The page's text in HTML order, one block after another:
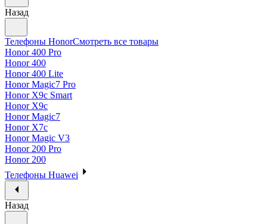
Назад
Телефоны HonorСмотреть все товары
Honor 400 Pro
Honor 400
Honor 400 Lite
Honor Magic7 Pro
Honor X9c Smart
Honor X9c
Honor Magic7
Honor X7c
Honor Magic V3
Honor 200 Pro
Honor 200
Телефоны Huawei
Назад